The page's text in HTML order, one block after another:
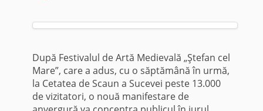
După Festivalul de Artă Medievală „Ştefan cel
Mare”, care a adus, cu o săptămână în urmă,
la Cetatea de Scaun a Sucevei peste 13.000
de vizitatori, o nouă manifestare de